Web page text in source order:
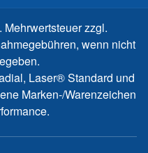
zzgl.
wenn nicht
Laser® Standard und
Marken-/Warenzeichen